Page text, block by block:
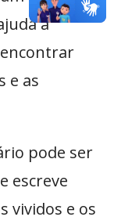
a
e as
pode ser
escreve
vividos e os